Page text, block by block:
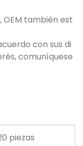
OEM también est
con sus di
comuníquese
piezas